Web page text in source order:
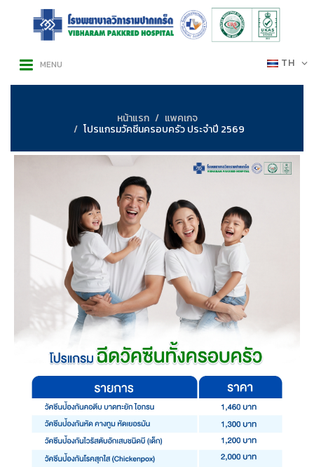
TH
MENU
หน้าแรก แพคเกจ
โปรแกรมวัคซีนครอบครัว ประจำปี 2569